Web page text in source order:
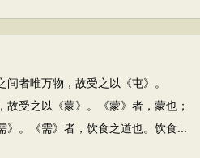
唯万物，故受之以《屯》。
故受之以《蒙》。《蒙》者，蒙也；
。《需》者，饮食之道也。饮食...